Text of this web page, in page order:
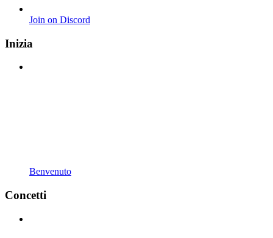
Join on Discord
Inizia
Benvenuto
Concetti